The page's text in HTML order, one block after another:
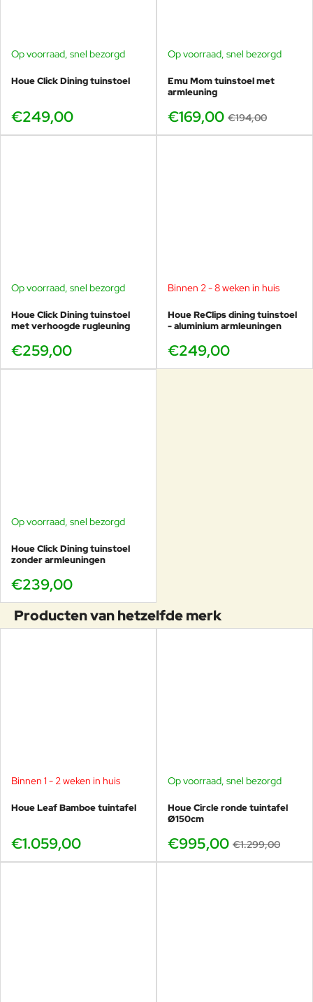
Op voorraad, snel bezorgd
Houe Click Dining tuinstoel
€249,00
-13%
Op voorraad, snel bezorgd
Emu Mom tuinstoel met
armleuning
€169,00 €194,00
Op voorraad, snel bezorgd
Houe Click Dining tuinstoel
met verhoogde rugleuning
€259,00
Binnen 2 - 8 weken in huis
Houe ReClips dining tuinstoel
- aluminium armleuningen
€249,00
Op voorraad, snel bezorgd
Houe Click Dining tuinstoel
zonder armleuningen
€239,00
Producten van hetzelfde merk
Binnen 1 - 2 weken in huis
Houe Leaf Bamboe tuintafel
€1.059,00
-23%
Op voorraad, snel bezorgd
Houe Circle ronde tuintafel
Ø150cm
€995,00 €1.299,00